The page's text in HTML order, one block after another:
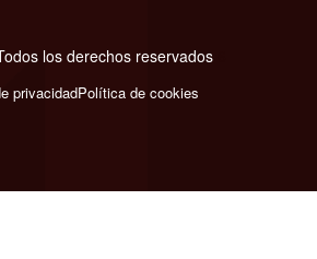
los derechos reservados
privacidadPolítica de cookies